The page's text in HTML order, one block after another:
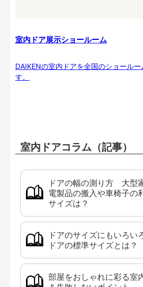
室内ドア展示ショールーム
DAIKENの室内ドアを全国のショール
す。
室内ドアコラム（記事）
ドアの幅の測り方 大型
電製品の搬入や車椅子の
サイズは？
ドアのサイズにもいろい
ドアの標準サイズとは？
部屋をおしゃれに彩る室